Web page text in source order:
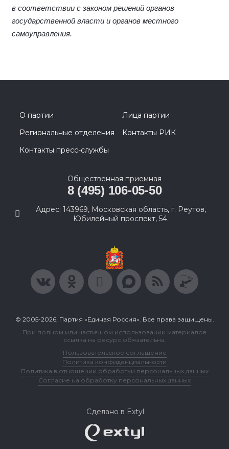
в соответствии с законом решений органов
государственной власти и органов местного
самоуправления.
О партии
Лица партии
Региональные отделения
Контакты РИК
Контакты пресс-службы
Общественная приемная
8 (495) 106-05-50
Адрес: 143969, Московская область, г. Реутов,
Юбилейный проспект, 54.
© 2005-2026, Партия «Единая Россия». Все права защищены.
При полном или частичном использовании материалов
ссылка на ресурс обязательна.
Пользовательское соглашение
Политика конфиденциальности
Политика в отношении обработки персональных данных
Согласие на обработку персональных данных
Сделано в Extyl